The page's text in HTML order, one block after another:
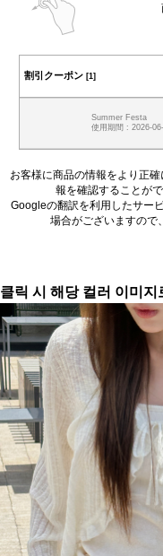
割引クーポン [1]
Summer Festa
使用期間 : 2026-
お客様に商品の情報をより正
報を確認することが
Googleの翻訳を利用したサー
場合がございますので
클릭 시 해당 컬러 이미